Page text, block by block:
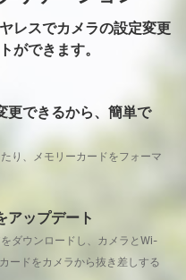
レスでカメラの設定変更
ができます。
更できるから、簡単で
り、メモリーカードをフォーマ
アップデート
ダウンロードし、カメラとWi-
ードをカメラから抜き差しする